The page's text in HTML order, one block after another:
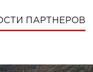
ПАРТНЕРОВ